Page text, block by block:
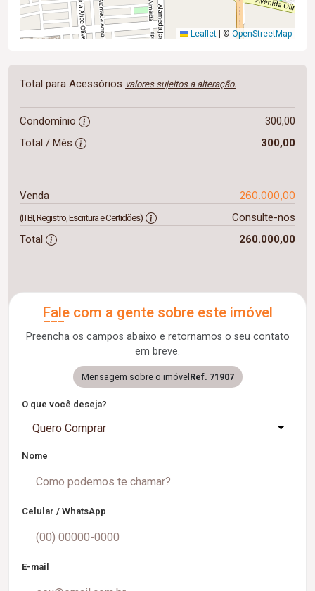
Leaflet © OpenStreetMap
Total para Acessórios valores sujeitos a alteração.
Condomínio
300,00
Total / Mês
300,00
Venda 260.000,00
(ITBI, Registro, Escritura e Certidões)
Consulte-nos
Total
260.000,00
Fale com a gente sobre este imóvel
Preencha os campos abaixo e retornamos o seu contato
em breve.
Mensagem sobre o imóvel Ref. 71907
O que você deseja?
Quero Comprar
Nome
Celular / WhatsApp
E-mail